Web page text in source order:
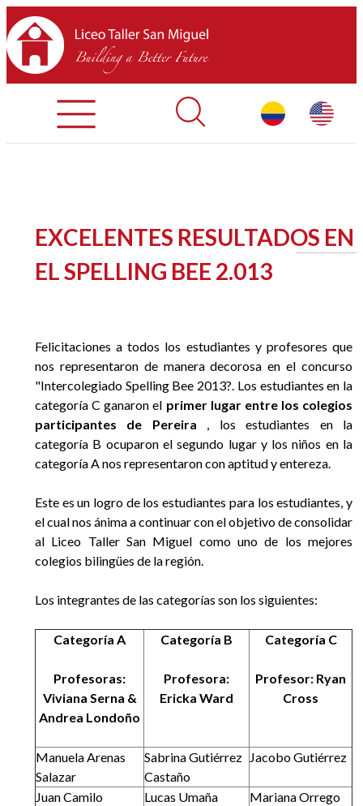
Restaurant
HOME
ABOUT LTSM
EXCELENTES RESULTADOS EN
EL SPELLING BEE 2.013
Felicitaciones a todos los estudiantes y profesores que
nos representaron de manera decorosa en el concurso
"Intercolegiado Spelling Bee 2013?. Los estudiantes en la
categoría C ganaron el primer lugar entre los colegios
participantes de Pereira , los estudiantes en la
categoría B ocuparon el segundo lugar y los niños en la
categoría A nos representaron con aptitud y entereza.
Este es un logro de los estudiantes para los estudiantes, y
el cual nos ánima a continuar con el objetivo de consolidar
al Liceo Taller San Miguel como uno de los mejores
colegios bilingües de la región.
Los integrantes de las categorías son los siguientes:
Categoría A
Profesoras:
Viviana Serna &
Andrea Londoño
Categoría B
Profesora:
Ericka Ward
Categoría C
Profesor: Ryan
Cross
Manuela Arenas
Salazar
Sabrina Gutiérrez
Castaño
Jacobo Gutiérrez
Juan Camilo
Lucas Umaña
Mariana Orrego